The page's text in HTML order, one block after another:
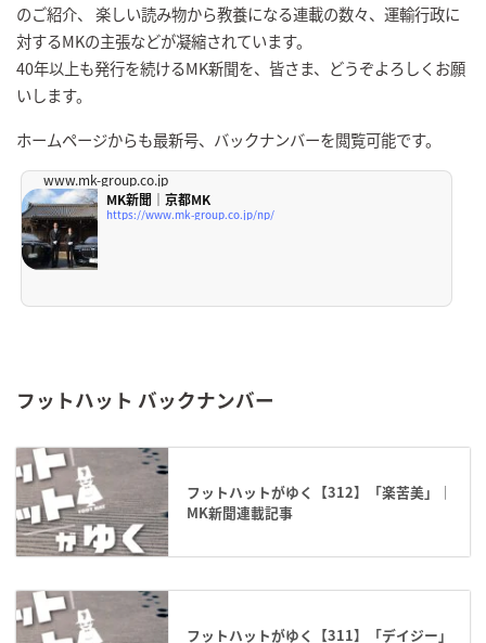
のご紹介、 楽しい読み物から教養になる連載の数々、運輸行政に
対するMKの主張などが凝縮されています。
40年以上も発行を続けるMK新聞を、皆さま、どうぞよろしくお願
いします。
ホームページからも最新号、バックナンバーを閲覧可能です。
www.mk-group.co.jp
MK新聞｜京都MK
https://www.mk-group.co.jp/np/
フットハット バックナンバー
フットハットがゆく【312】「楽苦美」｜
MK新聞連載記事
フットハットがゆく【311】「デイジー」